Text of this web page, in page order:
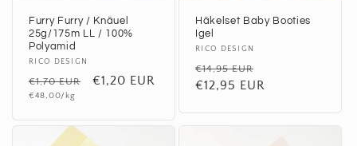
Furry Furry / Knäuel
25g/175m LL / 100%
Polyamid
Anbieter:
RICO DESIGN
Normaler
Preis
€1,70 EUR Verkaufspreis
€1,20 EUR
Grundpreis
€48,00/kg
Häkelset Baby Booties
Igel
Anbieter:
RICO DESIGN
Normaler
Preis
€14,95 EUR
€12,95 EUR